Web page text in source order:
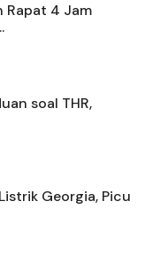
Rapat 4 Jam
soal THR,
Georgia, Picu